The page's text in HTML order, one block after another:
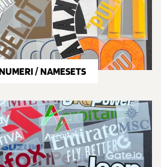
/ NAMESETS